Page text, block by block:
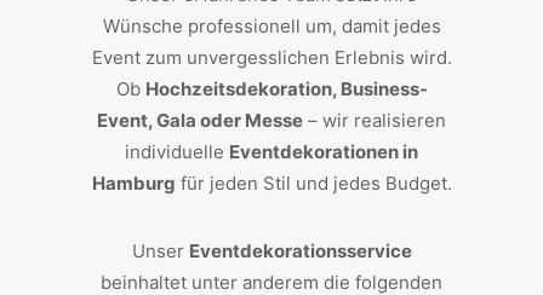
Wünsche professionell um, damit jedes
Event zum unvergesslichen Erlebnis wird.
Ob Hochzeitsdekoration, Business-
Event, Gala oder Messe – wir realisieren
individuelle Eventdekorationen in
Hamburg für jeden Stil und jedes Budget.
Unser Eventdekorationsservice
beinhaltet unter anderem die folgenden